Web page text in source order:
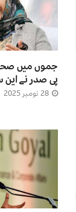
جموں میں
پی صدر نے این